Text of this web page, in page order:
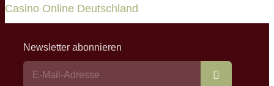
Casino Online Deutschland
Newsletter abonnieren